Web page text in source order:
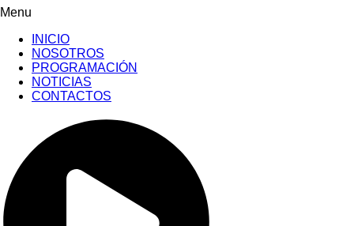
Menu
INICIO
NOSOTROS
PROGRAMACIÓN
NOTICIAS
CONTACTOS